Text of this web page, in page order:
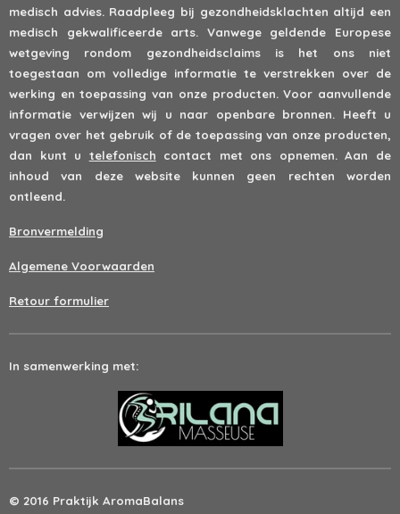
medisch advies. Raadpleeg bij gezondheidsklachten altijd een
medisch gekwalificeerde arts. Vanwege geldende Europese
wetgeving rondom gezondheidsclaims is het ons niet
toegestaan om volledige informatie te verstrekken over de
werking en toepassing van onze producten. Voor aanvullende
informatie verwijzen wij u naar openbare bronnen. Heeft u
vragen over het gebruik of de toepassing van onze producten,
dan kunt u telefonisch contact met ons opnemen. Aan de
inhoud van deze website kunnen geen rechten worden
ontleend.
Bronvermelding
Algemene Voorwaarden
Retour formulier
In samenwerking met:
© 2016 Praktijk AromaBalans